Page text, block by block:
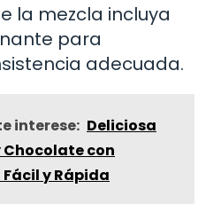
la mezcla incluya
para
adecuada.
interese: Deliciosa
Chocolate con
y Rápida